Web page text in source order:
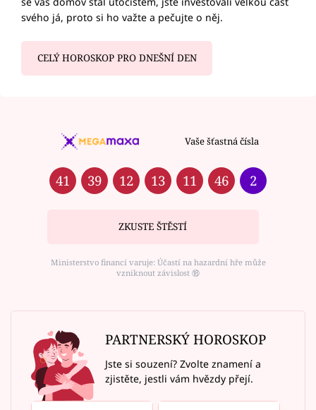
svého já, proto si ho važte a pečujte o něj.
CELÝ HOROSKOP PRO DNEŠNÍ DEN
Vaše šťastná čísla
41 39 12 13 11 46 2
ZKUSTE ŠTĚSTÍ
Ministerstvo financí varuje: Účastí na hazardní hře může
vzniknout závislost ⑱
PARTNERSKÝ HOROSKOP
Jste si souzení? Zvolte znamení a
zjistěte, jestli vám hvězdy přejí.